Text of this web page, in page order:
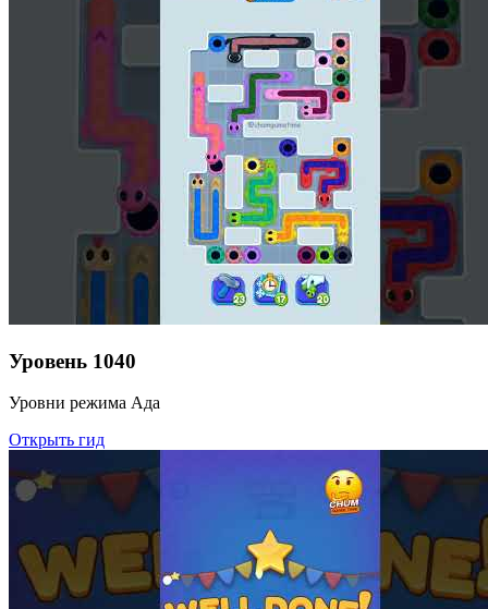
Уровень 1040
Уровни режима Ада
Открыть гид